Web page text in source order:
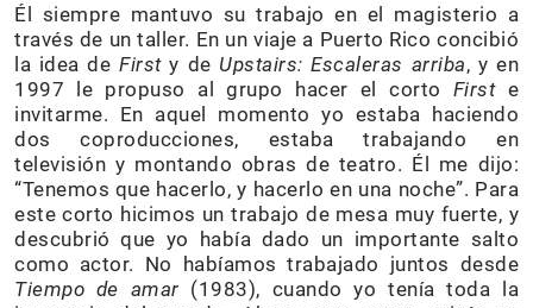
Él siempre mantuvo su trabajo en el magisterio a
través de un taller. En un viaje a Puerto Rico concibió
la idea deFirsty de Upstairs: Escaleras arriba, y en
1997 le propuso al grupo hacer el corto First e
invitarme. En aquel momento yo estaba haciendo
dos coproducciones, estaba trabajando en
televisión y montando obras de teatro. Él me dijo:
“Tenemos que hacerlo, y hacerlo en una noche”. Para
este corto hicimos un trabajo de mesa muy fuerte, y
descubrió que yo había dado un importante salto
como actor. No habíamos trabajado juntos desde
Tiempo de amar (1983), cuando yo tenía toda la